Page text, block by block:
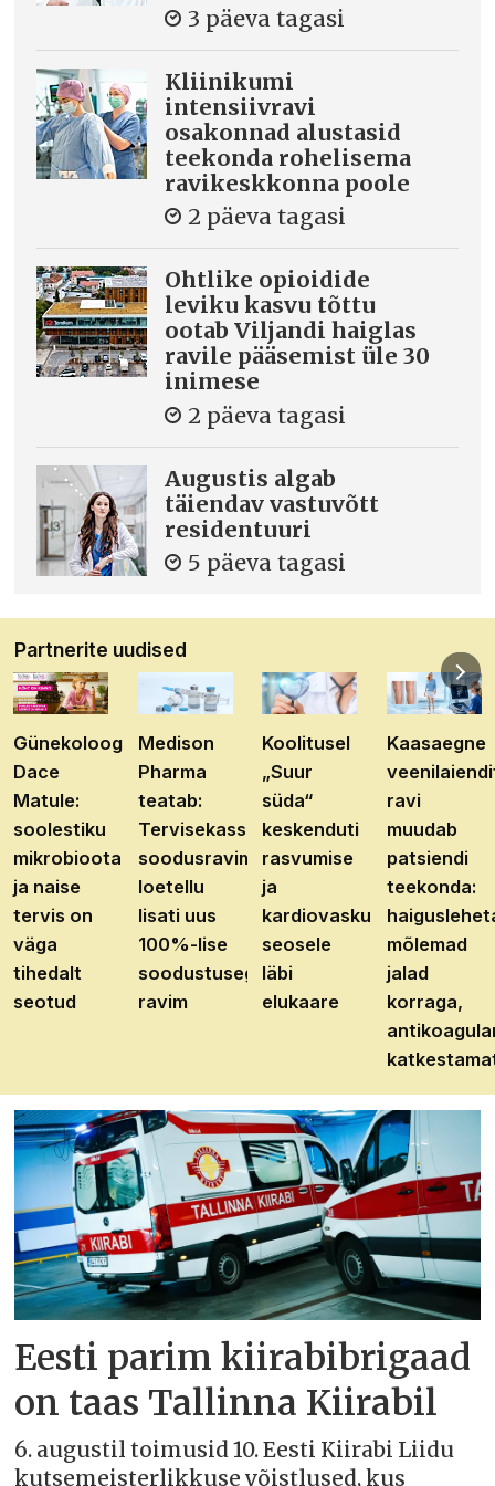
3 päeva tagasi
Kliinikumi
intensiivravi
osakonnad alustasid
teekonda rohelisema
ravikeskkonna poole
2 päeva tagasi
Ohtlike opioidide
leviku kasvu tõttu
ootab Viljandi haiglas
ravile pääsemist üle 30
inimese
2 päeva tagasi
Augustis algab
täiendav vastuvõtt
residentuuri
5 päeva tagasi
Partnerite uudised
Günekoloog
Dace
Matule:
soolestiku
mikrobioota
ja naise
tervis on
väga
tihedalt
seotud
Medison
Pharma
teatab:
Tervisekassa
soodusravimite
loetellu
lisati uus
100%-lise
soodustusega
ravim
Koolitusel
„Suur
süda“
keskenduti
rasvumise
ja
kardiovaskulaarhaiguste
seosele
läbi
elukaare
Kaasaegne
ravi
muudab
patsiendi
teekonda:
mõlemad
jalad
korraga,
Eesti parim kiirabibrigaad
on taas Tallinna Kiirabil
6. augustil toimusid 10. Eesti Kiirabi Liidu
kutsemeisterlikkuse võistlused, kus